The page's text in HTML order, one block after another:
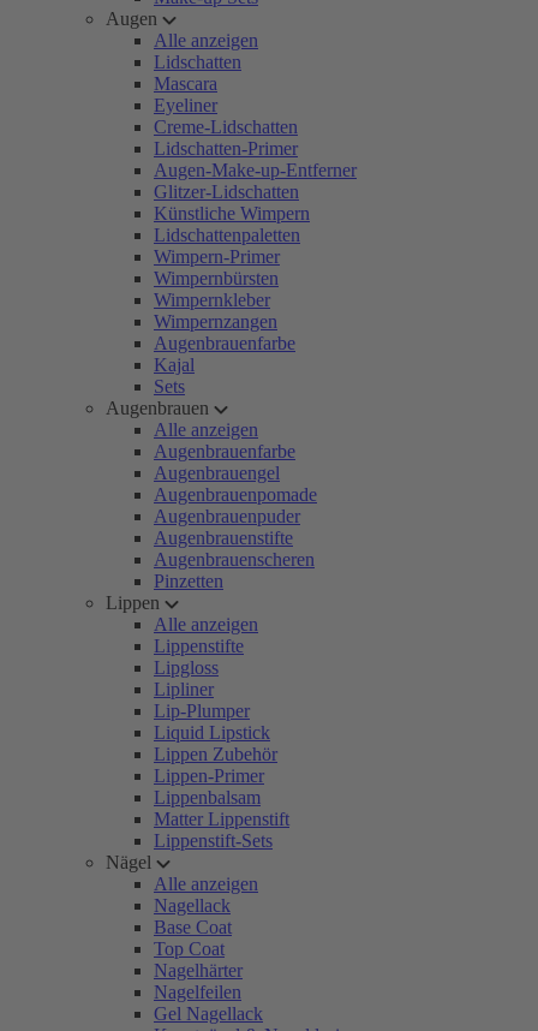
Augen
Alle anzeigen
Lidschatten
Mascara
Eyeliner
Creme-Lidschatten
Lidschatten-Primer
Augen-Make-up-Entferner
Glitzer-Lidschatten
Künstliche Wimpern
Lidschattenpaletten
Wimpern-Primer
Wimpernbürsten
Wimpernkleber
Wimpernzangen
Augenbrauenfarbe
Kajal
Sets
Augenbrauen
Alle anzeigen
Augenbrauenfarbe
Augenbrauengel
Augenbrauenpomade
Augenbrauenpuder
Augenbrauenstifte
Augenbrauenscheren
Pinzetten
Lippen
Alle anzeigen
Lippenstifte
Lipgloss
Lipliner
Lip-Plumper
Liquid Lipstick
Lippen Zubehör
Lippen-Primer
Lippenbalsam
Matter Lippenstift
Lippenstift-Sets
Nägel
Alle anzeigen
Nagellack
Base Coat
Top Coat
Nagelhärter
Nagelfeilen
Gel Nagellack